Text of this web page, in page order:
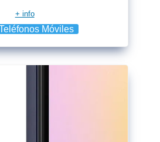
+ info
Móviles